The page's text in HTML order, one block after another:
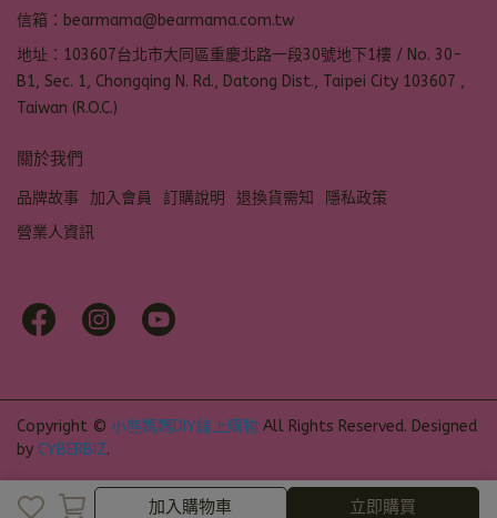
加入購物車 立即購買
信箱：bearmama@bearmama.com.tw
地址：103607台北市大同區重慶北路一段30號地下1樓 / No. 30-
B1, Sec. 1, Chongqing N. Rd., Datong Dist., Taipei City 103607 ,
Taiwan (R.O.C.)
關於我們
品牌故事 加入會員 訂購說明 退換貨需知
隱私政策
營業人資訊
Copyright © 小熊媽媽DIY線上購物 All Rights Reserved. Designed
by CYBERBIZ.